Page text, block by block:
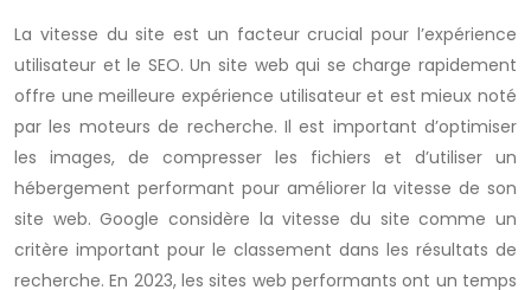
La vitesse du site est un facteur crucial pour l’expérience
utilisateur et le SEO. Un site web qui se charge rapidement
offre une meilleure expérience utilisateur et est mieux noté
par les moteurs de recherche. Il est important d’optimiser
les images, de compresser les fichiers et d’utiliser un
hébergement performant pour améliorer la vitesse de son
site web. Google considère la vitesse du site comme un
critère important pour le classement dans les résultats de
recherche. En 2023, les sites web performants ont un temps